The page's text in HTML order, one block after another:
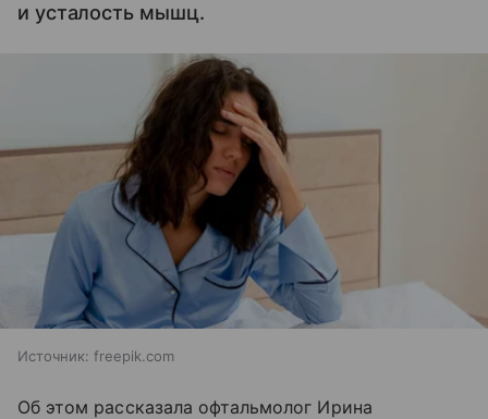
и усталость мышц.
Источник: freepik.com
Об этом рассказала офтальмолог Ирина